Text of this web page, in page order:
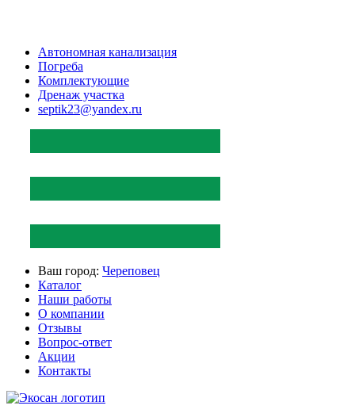
Автономная канализация
Погреба
Комплектующие
Дренаж участка
septik23@yandex.ru
Ваш город: Череповец
Каталог
Наши работы
О компании
Отзывы
Вопрос-ответ
Акции
Контакты